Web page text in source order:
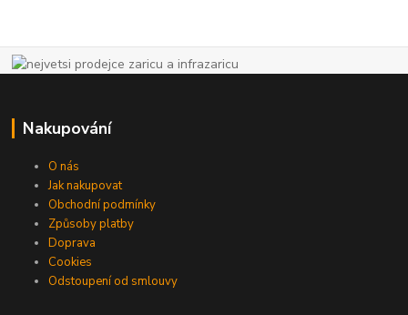
Nakupování
O nás
Jak nakupovat
Obchodní podmínky
Způsoby platby
Doprava
Cookies
Odstoupení od smlouvy